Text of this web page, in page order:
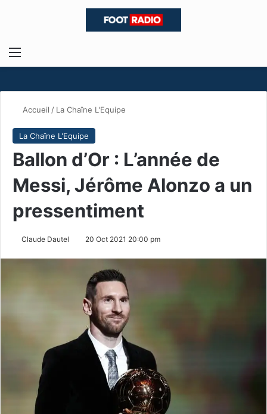
Menu
Accueil / La Chaîne L'Equipe
La Chaîne L'Equipe
Ballon d’Or : L’année de
Messi, Jérôme Alonzo a un
pressentiment
Claude Dautel 20 Oct 2021 20:00 pm